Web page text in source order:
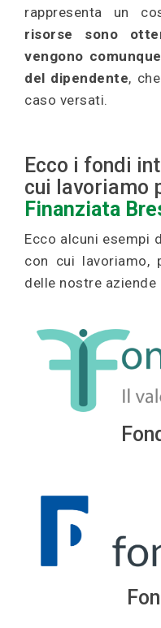
rappresenta un
risorse sono
vengono
del dipendente,
caso versati.
Ecco i fondi
cui lavoriamo
Finanziata
Ecco alcuni esempi
con cui lavoriamo,
delle nostre aziende